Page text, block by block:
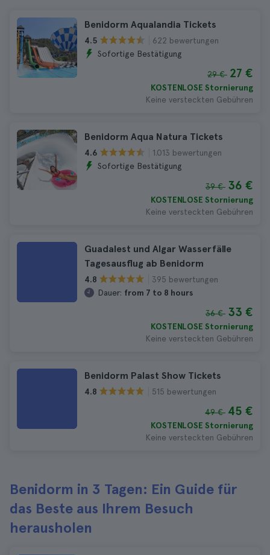
Benidorm Aqualandia Tickets
4.5
622 bewertungen
Sofortige Bestätigung
29 € 27 €
KOSTENLOSE Stornierung
Keine versteckten Gebühren
Benidorm Aqua Natura Tickets
4.6
1.013 bewertungen
Sofortige Bestätigung
39 € 36 €
KOSTENLOSE Stornierung
Keine versteckten Gebühren
Guadalest und Algar Wasserfälle
Tagesausflug ab Benidorm
4.8
395 bewertungen
Dauer: from 7 to 8 hours
36 € 33 €
KOSTENLOSE Stornierung
Keine versteckten Gebühren
Benidorm Palast Show Tickets
4.8 515 bewertungen
49 € 45 €
KOSTENLOSE Stornierung
Keine versteckten Gebühren
Benidorm in 3 Tagen: Ein Guide für
das Beste aus Ihrem Besuch
herausholen